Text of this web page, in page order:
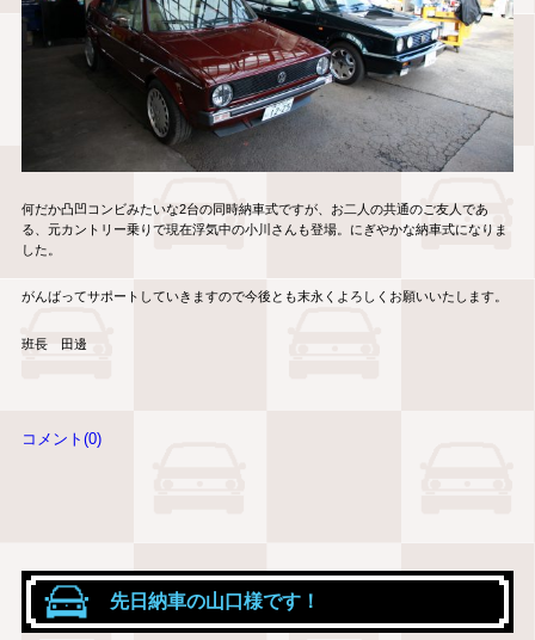
何だか凸凹コンビみたいな2台の同時納車式ですが、お二人の共通のご友人であ
る、元カントリー乗りで現在浮気中の小川さんも登場。にぎやかな納車式になりま
した。
がんばってサポートしていきますので今後とも末永くよろしくお願いいたします。
班長 田邊
コメント(0)
先日納車の山口様です！